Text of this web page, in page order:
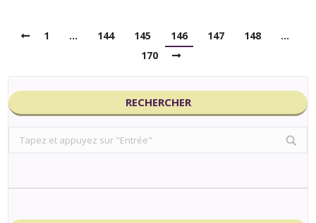
1 … 144 145 146 147 148
…
170
RECHERCHER
Search: